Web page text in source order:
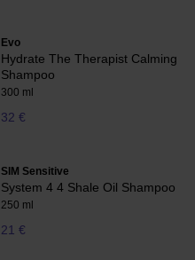
Evo
Hydrate The Therapist Calming
Shampoo
300 ml
32 €
SIM Sensitive
System 4 4 Shale Oil Shampoo
250 ml
21 €